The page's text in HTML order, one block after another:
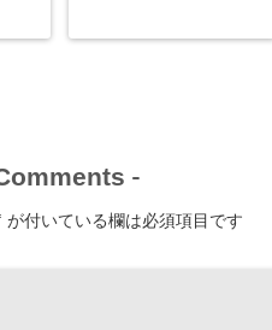
-
が付いている欄は必須項目です